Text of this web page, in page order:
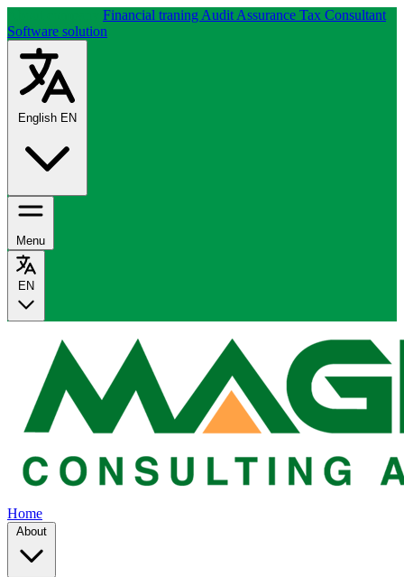
Financial traning Audit Assurance Tax Consultant
Software solution
English EN
Menu
EN
Home
About